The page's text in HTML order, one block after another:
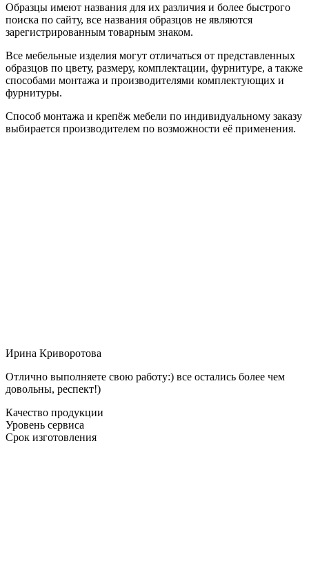
Образцы имеют названия для их различия и более быстрого
поиска по сайту, все названия образцов не являются
зарегистрированным товарным знаком.
Все мебельные изделия могут отличаться от представленных
образцов по цвету, размеру, комплектации, фурнитуре, а также
способами монтажа и производителями комплектующих и
фурнитуры.
Способ монтажа и крепёж мебели по индивидуальному заказу
выбирается производителем по возможности её применения.
Ирина Криворотова
Отлично выполняете свою работу:) все остались более чем
довольны, респект!)
Качество продукции
Уровень сервиса
Срок изготовления